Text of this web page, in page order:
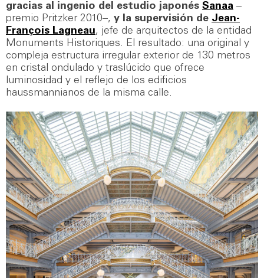
gracias al ingenio del estudio japonés Sanaa –
premio Pritzker 2010–, y la supervisión de Jean-
François Lagneau, jefe de arquitectos de la entidad
Monuments Historiques. El resultado: una original y
compleja estructura irregular exterior de 130 metros
en cristal ondulado y traslúcido que ofrece
luminosidad y el reflejo de los edificios
haussmannianos de la misma calle.